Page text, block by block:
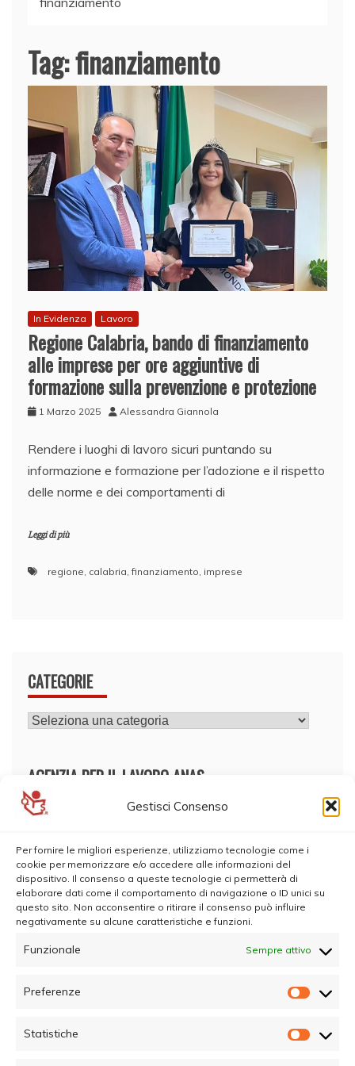
Gestisci Consenso
Per fornire le migliori esperienze, utilizziamo tecnologie come i
cookie per memorizzare e/o accedere alle informazioni del
dispositivo. Il consenso a queste tecnologie ci permetterà di
elaborare dati come il comportamento di navigazione o ID unici su
questo sito. Non acconsentire o ritirare il consenso può influire
negativamente su alcune caratteristiche e funzioni.
Funzionale Sempre attivo
Preferenze
Statistiche
Tag:finanziamento
In Evidenza Lavoro
Regione Calabria, bando di finanziamento
alle imprese per ore aggiuntive di
formazione sulla prevenzione e protezione
1 Marzo 2025 Alessandra Giannola
Rendere i luoghi di lavoro sicuri puntando su
informazione e formazione per l’adozione e il rispetto
delle norme e dei comportamenti di
Leggi di più
regione calabria ,finanziamento imprese
CATEGORIE
CATEGORIE
AGENZIA PER IL LAVORO ANAS